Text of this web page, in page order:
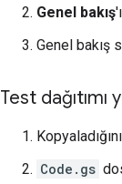
Genel bakış'ı
Genel bakış
Test dağıtımı
Code.gs